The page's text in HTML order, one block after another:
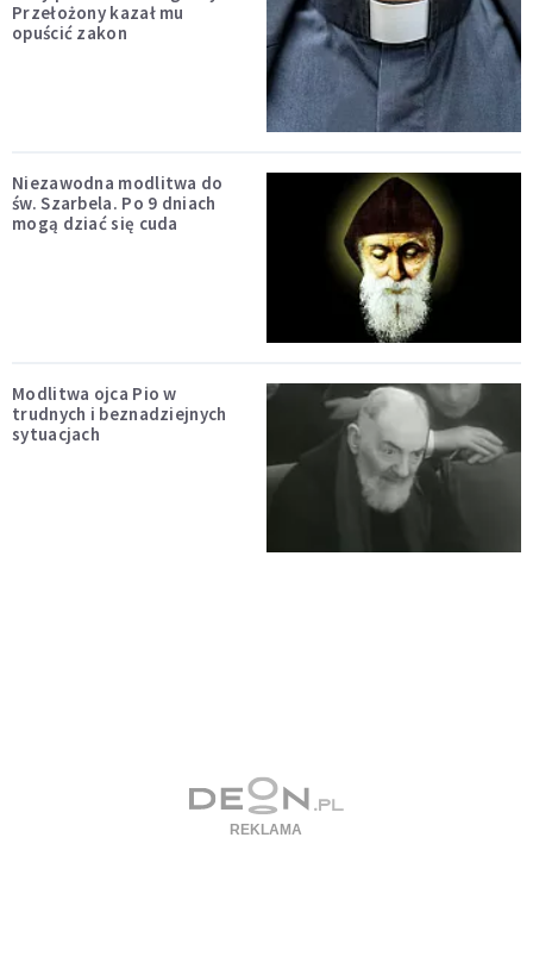
Przełożony kazał mu
opuścić zakon
Niezawodna modlitwa do
św. Szarbela. Po 9 dniach
mogą dziać się cuda
Modlitwa ojca Pio w
trudnych i beznadziejnych
sytuacjach